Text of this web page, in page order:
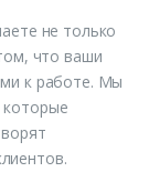
не только
что ваши
к работе. Мы
которые